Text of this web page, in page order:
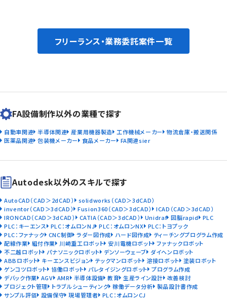
フリーランス・業務委託案件一覧
FA設備制作以外の業種で探す
自動車関連 半導体関連 産業用機器製造 工作機械メーカー 物流倉庫・搬送関係
医薬品関連 包装機メーカー 食品メーカー FA関連sier
Autodesk以外のスキルで探す
AutoCAD（CAD＞2dCAD）
solidworks（CAD＞3dCAD）
inventor（CAD＞3dCAD） Fusion360（CAD＞3dCAD）
ICAD（CAD＞3dCAD）
IRONCAD（CAD＞3dCAD）
CATIA（CAD＞3dCAD） Unidraf 図脳rapid
PLC
PLC：キーエンス
PLC：オムロンNJ PLC：オムロンNX
PLC：トヨプック
PLC：ファナック CNC制御 ラダー図作成 ハード図作成
ティーチングプログラム作成
配線作業 組付作業 川崎重工ロボット 安川電機ロボット ファナックロボット
不二越ロボット パナソニックロボット デンソーウェーブ ダイヘンロボット
ABBロボット キーエンスビジョン テックマンロボット 溶接ロボット 塗装ロボット
ゲンコツロボット 協働ロボット パレタイジングロボット プログラム作成
デバック作業 AGV AMR 半導体設備 教育 生産ライン設計 改善検討
プロジェクト管理 トラブルシューティング 稼働データ分析 製品設計書作成
サンプル評価 設備保守 現場管理者 PLC：オムロンCJ